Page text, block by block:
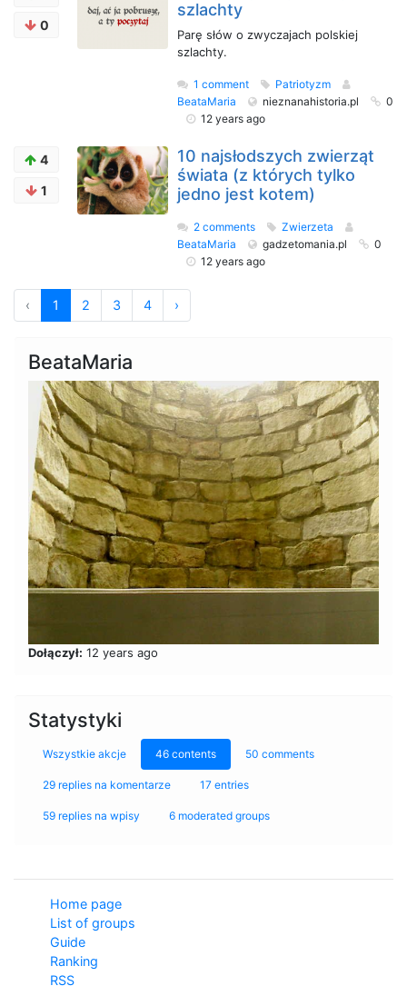
0
szlachty
Parę słów o zwyczajach polskiej
szlachty.
1 comment
Patriotyzm
BeataMaria
nieznanahistoria.pl
0
12 years ago
4
1
10 najsłodszych zwierząt
świata (z których tylko
jedno jest kotem)
2 comments
Zwierzeta
BeataMaria
gadzetomania.pl
0
12 years ago
‹ 1 2 3 4 ›
BeataMaria
Dołączył: 12 years ago
Statystyki
Wszystkie akcje 46 contents 50 comments
29 replies na komentarze 17 entries
59 replies na wpisy 6 moderated groups
Home page
List of groups
Guide
Ranking
RSS